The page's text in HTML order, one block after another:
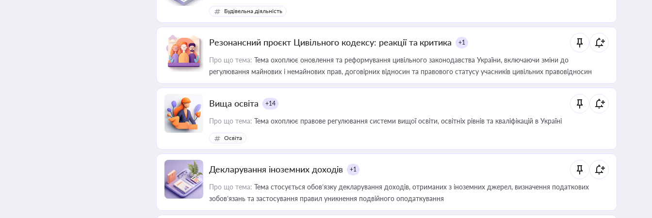
Будівельна діяльність
Резонансний проєкт Цивільного кодексу: реакції та критика +1
Про що тема: Тема охоплює оновлення та реформування цивільного законодавства України, включаючи зміни до
регулювання майнових і немайнових прав, договірних відносин та правового статусу учасників цивільних правовідносин
Вища освіта +14
Про що тема: Тема охоплює правове регулювання системи вищої освіти, освітніх рівнів та кваліфікацій в Україні
Освіта
Декларування іноземних доходів +1
Про що тема: Тема стосується обов’язку декларування доходів, отриманих з іноземних джерел, визначення податкових
зобов’язань та застосування правил уникнення подвійного оподаткування